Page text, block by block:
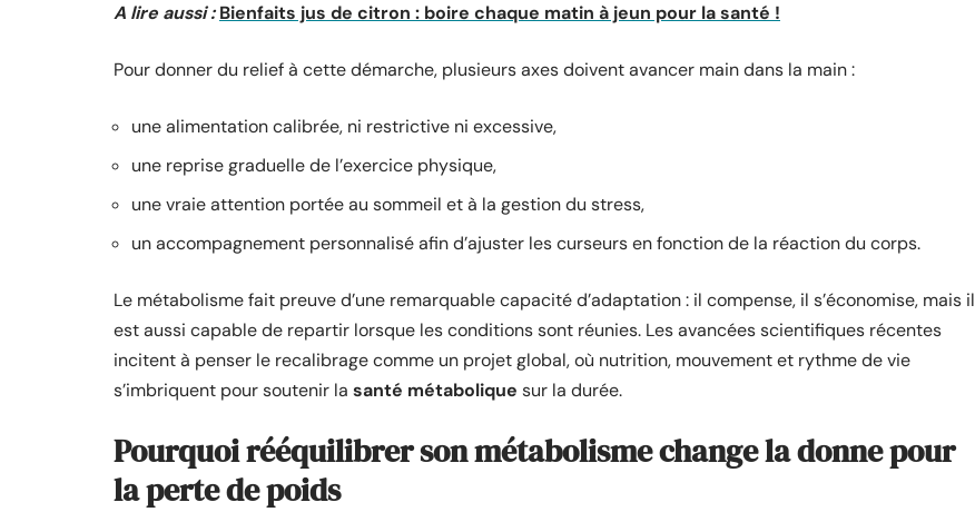
A lire aussi : Bienfaits jus de citron : boire chaque matin à jeun pour la santé !
Pour donner du relief à cette démarche, plusieurs axes doivent avancer main dans la main :
une alimentation calibrée, ni restrictive ni excessive,
une reprise graduelle de l’exercice physique,
une vraie attention portée au sommeil et à la gestion du stress,
un accompagnement personnalisé afin d’ajuster les curseurs en fonction de la réaction du corps.
Le métabolisme fait preuve d’une remarquable capacité d’adaptation : il compense, il s’économise, mais il
est aussi capable de repartir lorsque les conditions sont réunies. Les avancées scientifiques récentes
incitent à penser le recalibrage comme un projet global, où nutrition, mouvement et rythme de vie
s’imbriquent pour soutenir la santé métabolique sur la durée.
Pourquoi rééquilibrer son métabolisme change la donne pour
la perte de poids